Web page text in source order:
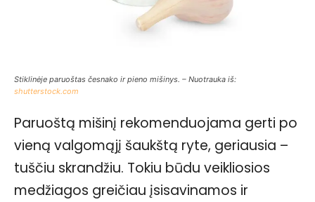
Stiklinėje paruoštas česnako ir pieno mišinys. – Nuotrauka iš:
shutterstock.com
Paruoštą mišinį rekomenduojama gerti po
vieną valgomąjį šaukštą ryte, geriausia –
tuščiu skrandžiu. Tokiu būdu veikliosios
medžiagos greičiau įsisavinamos ir